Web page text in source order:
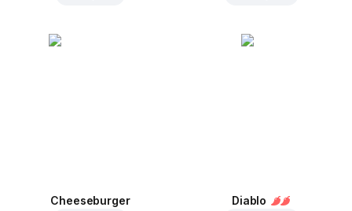
Cheeseburger Diablo